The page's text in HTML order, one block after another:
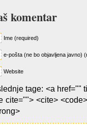
komentar
Ime (required)
e-pošta (ne bo objavljena javno)
Website
tage: <a href=""
cite=""> <cite>